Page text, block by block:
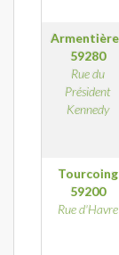
59280
Rue du
Président
Kennedy
Tourcoing
59200
Rue d'Havre